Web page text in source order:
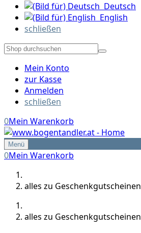
Deutsch
English
schließen
Mein Konto
zur Kasse
Anmelden
schließen
0Mein Warenkorb
Menü
0Mein Warenkorb
alles zu Geschenkgutscheinen
alles zu Geschenkgutscheinen